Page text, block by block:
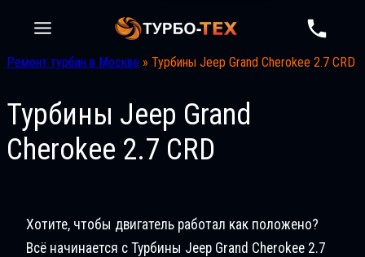
Ремонт турбин в Москве » Турбины Jeep Grand Cherokee 2.7 CRD
Турбины Jeep Grand
Cherokee 2.7 CRD
Хотите, чтобы двигатель работал как положено?
Всё начинается с Турбины Jeep Grand Cherokee 2.7